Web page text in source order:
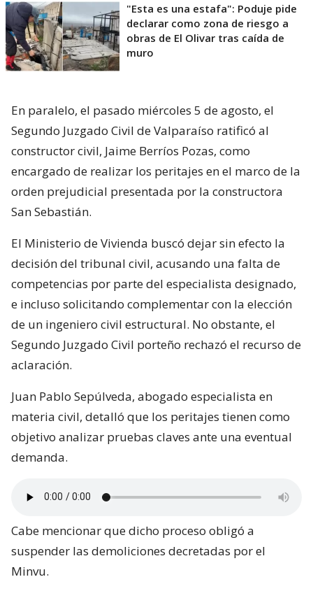
"Esta es una estafa": Poduje pide
declarar como zona de riesgo a
obras de El Olivar tras caída de
muro
En paralelo, el pasado miércoles 5 de agosto, el
Segundo Juzgado Civil de Valparaíso ratificó al
constructor civil, Jaime Berríos Pozas, como
encargado de realizar los peritajes en el marco de la
orden prejudicial presentada por la constructora
San Sebastián.
El Ministerio de Vivienda buscó dejar sin efecto la
decisión del tribunal civil, acusando una falta de
competencias por parte del especialista designado,
e incluso solicitando complementar con la elección
de un ingeniero civil estructural. No obstante, el
Segundo Juzgado Civil porteño rechazó el recurso de
aclaración.
Juan Pablo Sepúlveda, abogado especialista en
materia civil, detalló que los peritajes tienen como
objetivo analizar pruebas claves ante una eventual
demanda.
Cabe mencionar que dicho proceso obligó a
suspender las demoliciones decretadas por el
Minvu.